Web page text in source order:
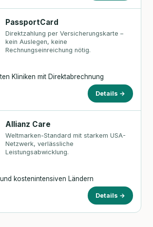
PassportCard
Direktzahlung per Versicherungskarte –
kein Auslegen, keine
Rechnungseinreichung nötig.
Kliniken mit Direktabrechnung
Details →
Allianz Care
Weltmarken-Standard mit starkem USA-
Netzwerk, verlässliche
Leistungsabwicklung.
kostenintensiven Ländern
Details →